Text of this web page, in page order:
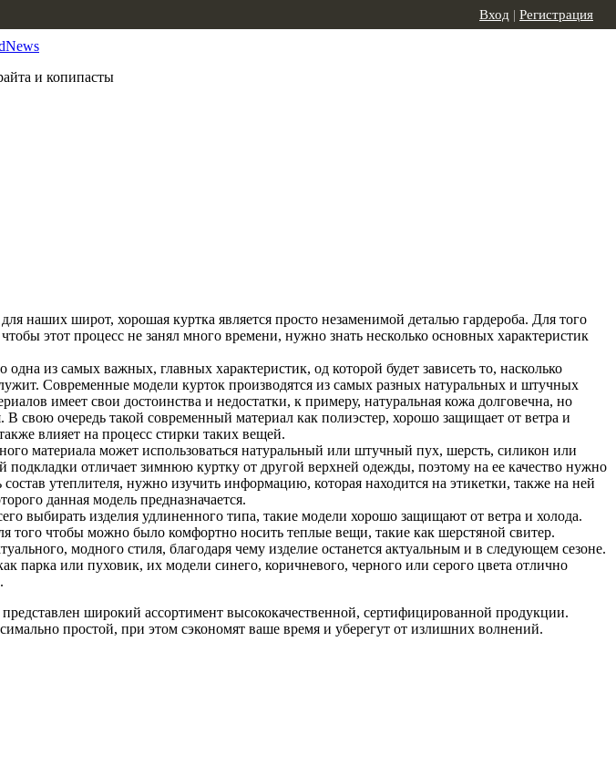
и копипасты
Вход | Регистрация
наших широт, хорошая куртка является просто незаменимой деталью гардероба. Для того
этот процесс не занял много времени, нужно знать несколько основных характеристик
из самых важных, главных характеристик, од которой будет зависеть то, насколько
Современные модели курток производятся из самых разных натуральных и штучных
имеет свои достоинства и недостатки, к примеру, натуральная кожа долговечна, но
В свою очередь такой современный материал как полиэстер, хорошо защищает от ветра и
влияет на процесс стирки таких вещей.
материала может использоваться натуральный или штучный пух, шерсть, силикон или
отличает зимнюю куртку от другой верхней одежды, поэтому на ее качество нужно
утеплителя, нужно изучить информацию, которая находится на этикетки, также на ней
данная модель предназначается.
выбирать изделия удлиненного типа, такие модели хорошо защищают от ветра и холода.
того чтобы можно было комфортно носить теплые вещи, такие как шерстяной свитер.
модного стиля, благодаря чему изделие останется актуальным и в следующем сезоне.
парка или пуховик, их модели синего, коричневого, черного или серого цвета отлично
широкий ассортимент высококачественной, сертифицированной продукции.
простой, при этом сэкономят ваше время и уберегут от излишних волнений.